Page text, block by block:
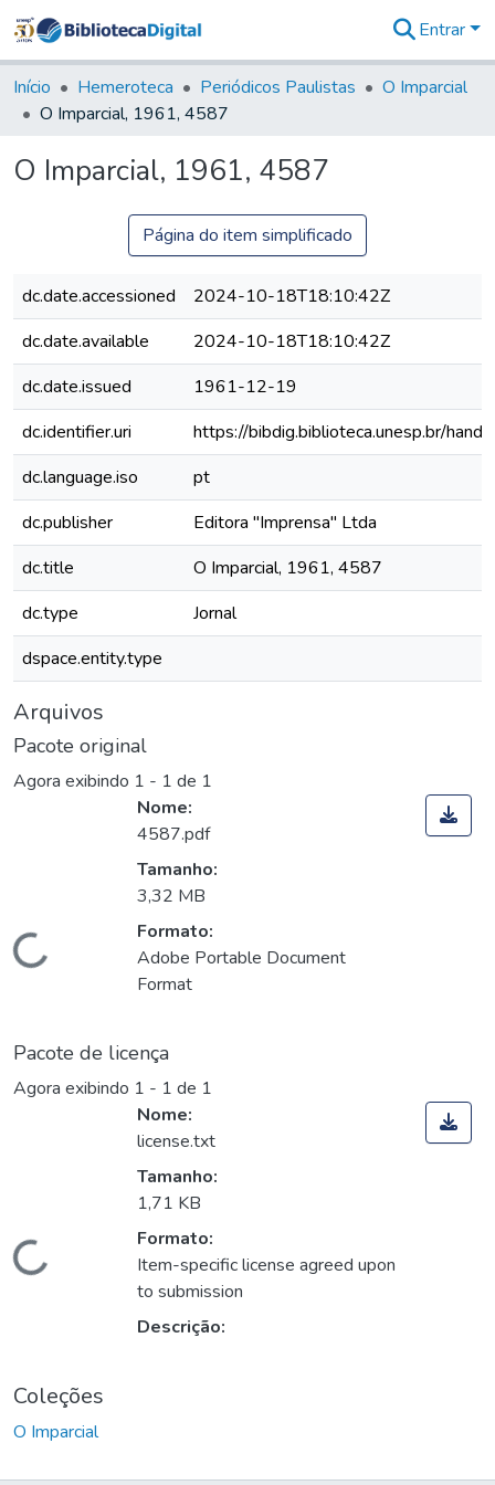
&
Coleções
Tudo na
Digital
Entrar
Início Hemeroteca Periódicos Paulistas
O Imparcial
O Imparcial, 1961, 4587
O Imparcial, 1961, 4587
Página do item simplificado
dc.date.accessioned
2024-10-18T18:10:42Z
dc.date.available
2024-10-18T18:10:42Z
dc.date.issued
1961-12-19
dc.identifier.uri
https://bibdig.biblioteca.unesp.br/
dc.language.iso
pt
dc.publisher
Editora "Imprensa" Ltda
dc.title
O Imparcial, 1961, 4587
dc.type
Jornal
dspace.entity.type
Arquivos
Pacote original
Agora exibindo 1 - 1 de 1
Carregando...
Nome:
4587.pdf
Tamanho:
3,32 MB
Formato:
Adobe Portable Document
Format
Pacote de licença
Agora exibindo 1 - 1 de 1
Carregando...
Nome:
license.txt
Tamanho:
1,71 KB
Formato:
Item-specific license agreed upon
to submission
Descrição:
Coleções
O Imparcial